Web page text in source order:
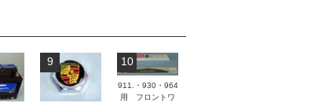
9 10
911.・930・964
用 フロントワ